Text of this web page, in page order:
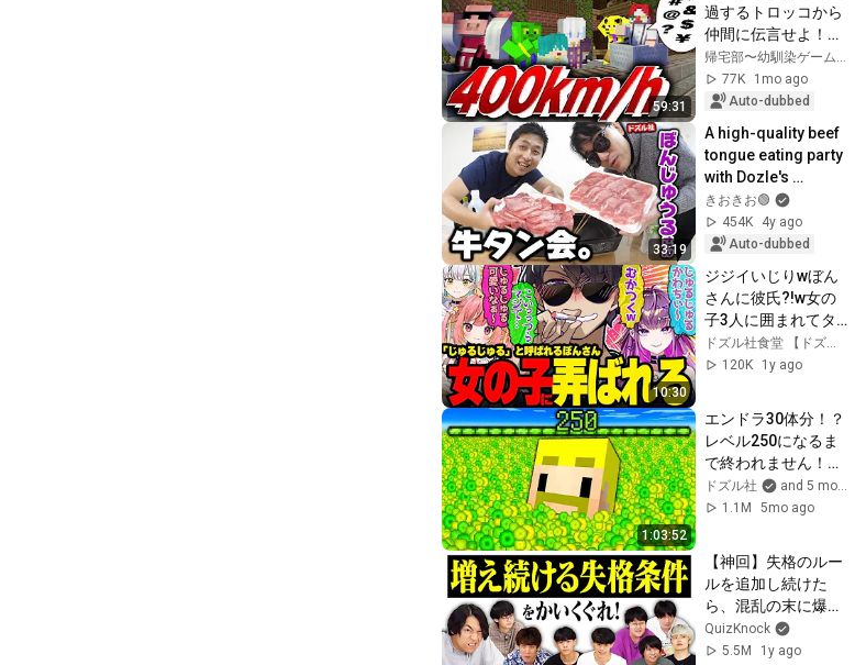
59:31
過するトロッコから
仲間に伝言せよ！！
トロッコゲームにさ
んちゃんく！参
戦！！【絶叫】
帰宅部〜幼馴染ゲーム実況〜 and さんちゃんく！
77K
1mo ago
Auto-dubbed
33:19
A high-quality beef
tongue eating party
with Dozle's
Bonjuru! But the
beef tongue never
runs out,...
きおきお🟢
454K
4y ago
Auto-dubbed
10:30
ジジイいじりwぼん
さんに彼氏?!w女の
子3人に囲まれてタ
ジタジなじゅるじゅ
るが面白すぎた
き】【ぼんじゅう
る/飛良ひかり/羽流
鷲りりり/花奏かの
ん】【ななしいんく
麻雀】
ドズル社食堂 【ドズル社切り抜き】
120K
1y ago
1:03:52
エンドラ30体分！？
レベル250になるま
で終われません！
【マイクラ】
ドズル社
and 5 more
1.1M
5mo ago
【神回】失格のルー
ルを追加し続けた
ら、混乱の末に爆笑
の奇跡が起きた【生
き残れ！】
QuizKnock
5.5M
1y ago